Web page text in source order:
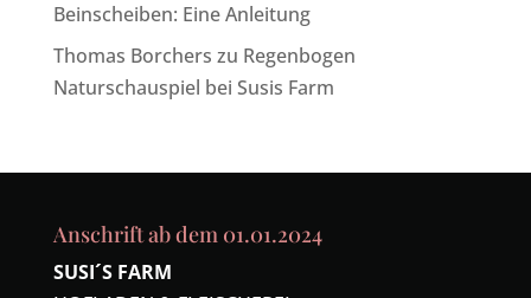
Beinscheiben: Eine Anleitung
Thomas Borchers zu Regenbogen
Naturschauspiel bei Susis Farm
Anschrift ab dem 01.01.2024
SUSI´S FARM